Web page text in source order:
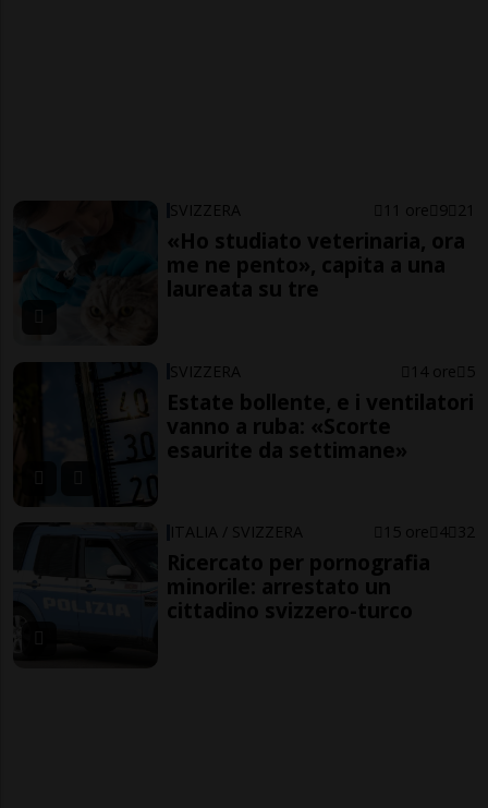
SVIZZERA 11 ore 9 21
«Ho studiato veterinaria, ora
me ne pento», capita a una
laureata su tre
SVIZZERA 14 ore 5
Estate bollente, e i ventilatori
vanno a ruba: «Scorte
esaurite da settimane»
ITALIA / SVIZZERA 15 ore 4 32
Ricercato per pornografia
minorile: arrestato un
cittadino svizzero-turco